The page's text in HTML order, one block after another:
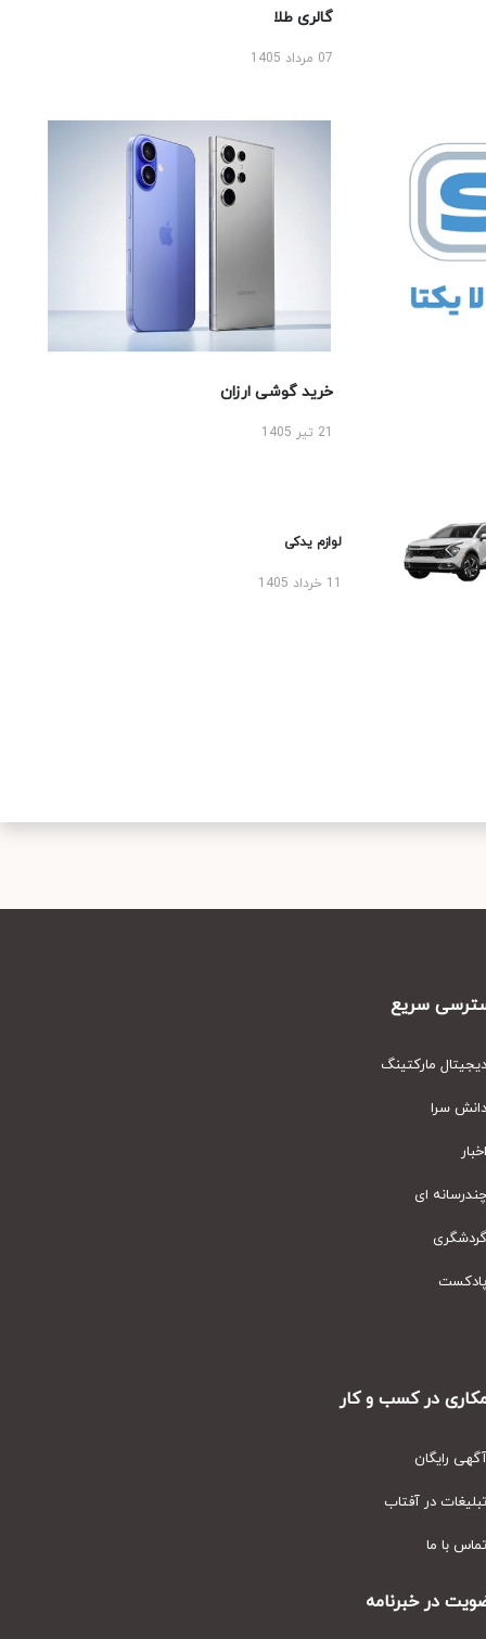
گالری طلا
07 مرداد 1405
خرید گوشی ارزان
لوازم یدکی
سریع
مارکتینگ
سرا
ای
در کسب و کار
رایگان
در آفتاب
با ما
در خبرنامه